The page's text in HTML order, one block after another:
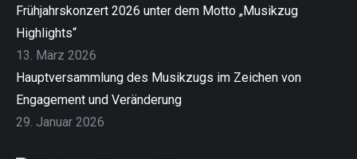
Frühjahrskonzert 2026 unter dem Motto „Musikzug
Highlights“
13. März 2026
Hauptversammlung des Musikzugs im Zeichen von
Engagement und Veränderung
29. Januar 2026